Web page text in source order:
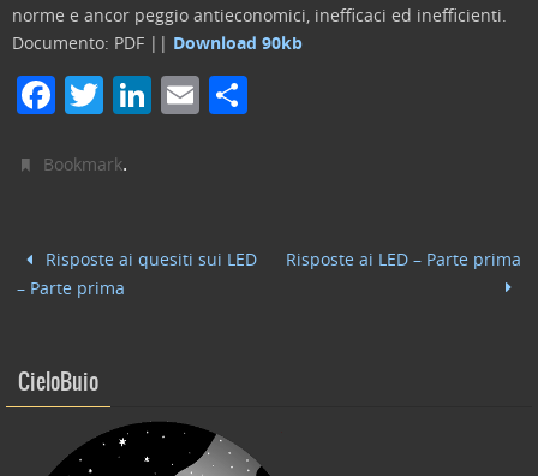
norme e ancor peggio antieconomici, inefficaci ed inefficienti.
Documento: PDF || Download 90kb
F
c
b
o
k
T
itt
Li
dI
E
vi
Bookmark.
Risposte ai quesiti sui LED
– Parte prima
Risposte ai LED – Parte prima
CieloBuio